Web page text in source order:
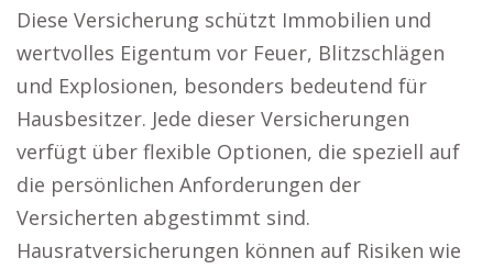
Diese Versicherung schützt Immobilien und
wertvolles Eigentum vor Feuer, Blitzschlägen
und Explosionen, besonders bedeutend für
Hausbesitzer. Jede dieser Versicherungen
verfügt über flexible Optionen, die speziell auf
die persönlichen Anforderungen der
Versicherten abgestimmt sind.
Hausratversicherungen können auf Risiken wie